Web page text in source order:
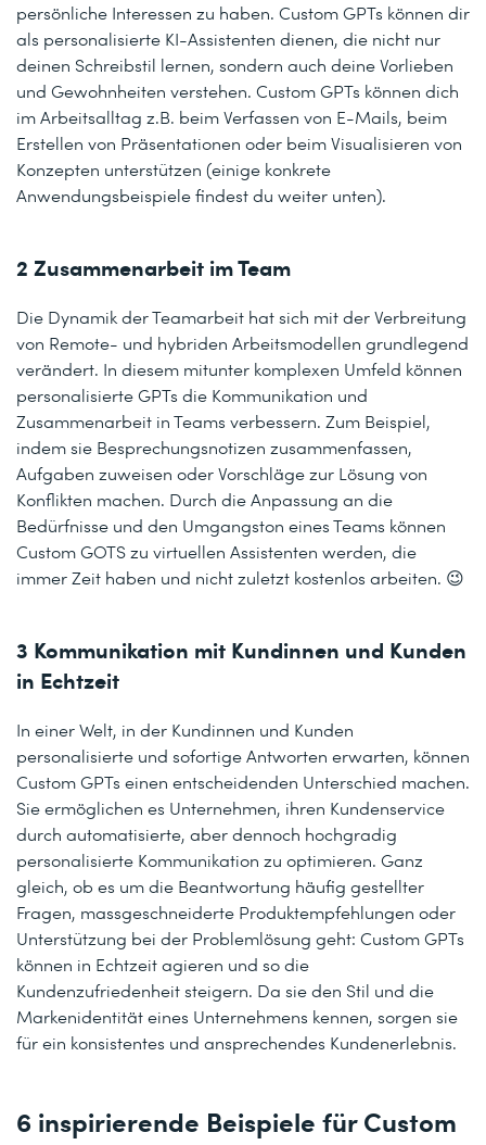
persönliche Interessen zu haben. Custom GPTs können dir
als personalisierte KI-Assistenten dienen, die nicht nur
deinen Schreibstil lernen, sondern auch deine Vorlieben
und Gewohnheiten verstehen. Custom GPTs können dich
im Arbeitsalltag z.B. beim Verfassen von E-Mails, beim
Erstellen von Präsentationen oder beim Visualisieren von
Konzepten unterstützen (einige konkrete
Anwendungsbeispiele findest du weiter unten).
2 Zusammenarbeit im Team
Die Dynamik der Teamarbeit hat sich mit der Verbreitung
von Remote- und hybriden Arbeitsmodellen grundlegend
verändert. In diesem mitunter komplexen Umfeld können
personalisierte GPTs die Kommunikation und
Zusammenarbeit in Teams verbessern. Zum Beispiel,
indem sie Besprechungsnotizen zusammenfassen,
Aufgaben zuweisen oder Vorschläge zur Lösung von
Konflikten machen. Durch die Anpassung an die
Bedürfnisse und den Umgangston eines Teams können
Custom GOTS zu virtuellen Assistenten werden, die
immer Zeit haben und nicht zuletzt kostenlos arbeiten. 😉
3 Kommunikation mit Kundinnen und Kunden
in Echtzeit
In einer Welt, in der Kundinnen und Kunden
personalisierte und sofortige Antworten erwarten, können
Custom GPTs einen entscheidenden Unterschied machen.
Sie ermöglichen es Unternehmen, ihren Kundenservice
durch automatisierte, aber dennoch hochgradig
personalisierte Kommunikation zu optimieren. Ganz
gleich, ob es um die Beantwortung häufig gestellter
Fragen, massgeschneiderte Produktempfehlungen oder
Unterstützung bei der Problemlösung geht: Custom GPTs
können in Echtzeit agieren und so die
Kundenzufriedenheit steigern. Da sie den Stil und die
Markenidentität eines Unternehmens kennen, sorgen sie
für ein konsistentes und ansprechendes Kundenerlebnis.
6 inspirierende Beispiele für Custom